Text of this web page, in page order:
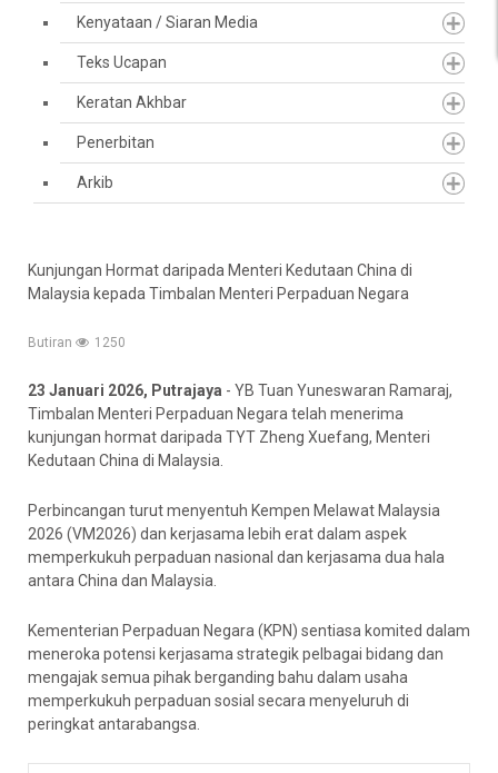
Kenyataan / Siaran Media
Teks Ucapan
Keratan Akhbar
Penerbitan
Arkib
Kunjungan Hormat daripada Menteri Kedutaan China di
Malaysia kepada Timbalan Menteri Perpaduan Negara
Butiran 1250
23 Januari 2026, Putrajaya - YB Tuan Yuneswaran Ramaraj,
Timbalan Menteri Perpaduan Negara telah menerima
kunjungan hormat daripada TYT Zheng Xuefang, Menteri
Kedutaan China di Malaysia.
Perbincangan turut menyentuh Kempen Melawat Malaysia
2026 (VM2026) dan kerjasama lebih erat dalam aspek
memperkukuh perpaduan nasional dan kerjasama dua hala
antara China dan Malaysia.
Kementerian Perpaduan Negara (KPN) sentiasa komited dalam
meneroka potensi kerjasama strategik pelbagai bidang dan
mengajak semua pihak berganding bahu dalam usaha
memperkukuh perpaduan sosial secara menyeluruh di
peringkat antarabangsa.